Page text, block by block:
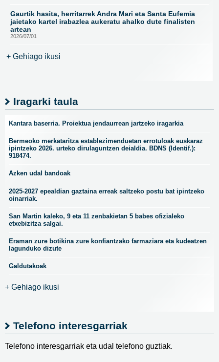
Gaurtik hasita, herritarrek Andra Mari eta Santa Eufemia
jaietako kartel irabazlea aukeratu ahalko dute finalisten
artean
2026/07/01
+ Gehiago ikusi
Iragarki taula
Kantara baserria. Proiektua jendaurrean jartzeko iragarkia
Bermeoko merkataritza establezimenduetan errotuloak euskaraz
ipintzeko 2026. urteko dirulaguntzen deialdia. BDNS (Identif.):
918474.
Azken udal bandoak
2025-2027 epealdian gaztaina erreak saltzeko postu bat ipintzeko
oinarriak.
San Martin kaleko, 9 eta 11 zenbakietan 5 babes ofizialeko
etxebizitza salgai.
Eraman zure botikina zure konfiantzako farmaziara eta kudeatzen
lagunduko dizute
Galdutakoak
+ Gehiago ikusi
Telefono interesgarriak
Telefono interesgarriak eta udal telefono guztiak.